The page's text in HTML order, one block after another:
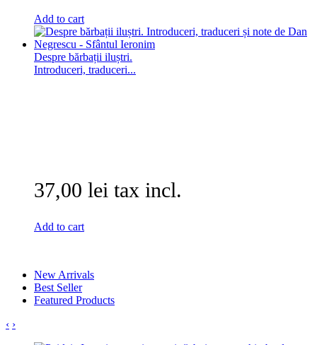
Add to cart
Despre bărbații iluștri.
Introduceri, traduceri...
37,00 lei tax incl.
Add to cart
New Arrivals
Best Seller
Featured Products
‹ ›